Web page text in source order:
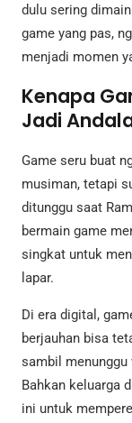
dulu sering
game yang pas,
menjadi momen
Kenapa
Jadi
Game seru buat
musiman, tetapi
ditunggu saat
bermain game
singkat untuk
lapar.
Di era digital,
berjauhan bisa
sambil
Bahkan keluarga
ini untuk